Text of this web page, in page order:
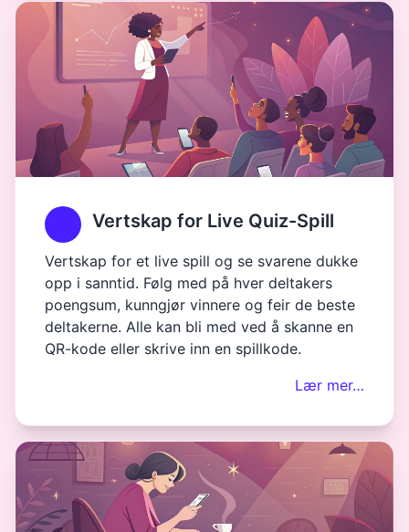
Vertskap for Live Quiz-Spill
Vertskap for et live spill og se svarene dukke
opp i sanntid. Følg med på hver deltakers
poengsum, kunngjør vinnere og feir de beste
deltakerne. Alle kan bli med ved å skanne en
QR-kode eller skrive inn en spillkode.
Lær mer…